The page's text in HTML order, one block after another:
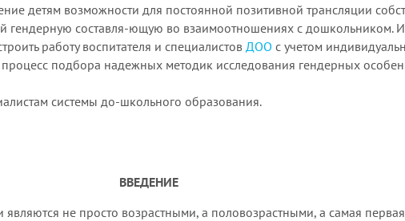
детям возможности для постоянной позитивной трансляции
гендерную составля-ющую во взаимоотношениях с дошкольником.
работу воспитателя и специалистов ДОО с учетом
подбора надежных методик исследования гендерных
системы до-школьного образования.
ВВЕДЕНИЕ
не просто возрастными, а половозрастными, а самая